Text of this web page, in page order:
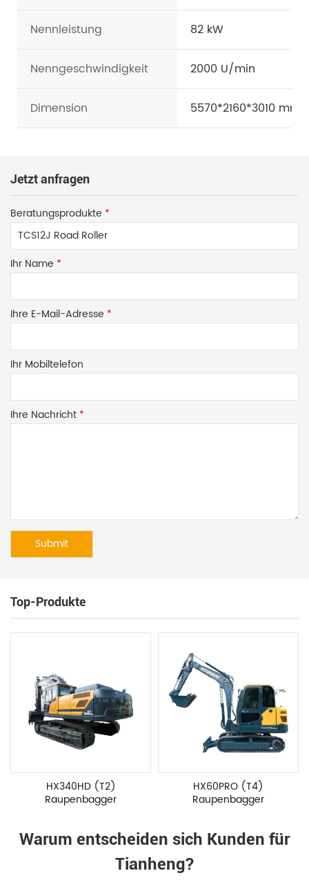
Nennleistung 82 kW
Nenngeschwindigkeit 2000 U/min
Dimension 5570*2160*3010 mm
Jetzt anfragen
Beratungsprodukte *
Ihr Name *
Ihre E-Mail-Adresse *
Ihr Mobiltelefon
Ihre Nachricht *
Top-Produkte
HX340HD (T2)
Raupenbagger
HX60PRO (T4)
Raupenbagger
Warum entscheiden sich Kunden für
Tianheng?